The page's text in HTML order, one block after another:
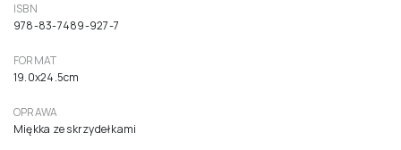
ISBN
978-83-7489-927-7
FORMAT
19.0x24.5cm
OPRAWA
Miękka ze skrzydełkami